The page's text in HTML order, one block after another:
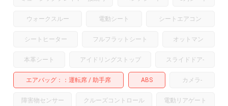
ウォークスルー 電動シート シートエアコン
シートヒーター フルフラットシート オットマン
本革シート アイドリングストップ スライドドア-
エアバッグ： 運転席 助手席 ABS カメラ-
障害物センサー クルーズコントロール 電動リアゲート